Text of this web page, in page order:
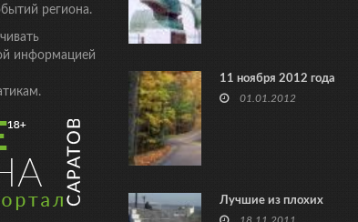
региона.
информацией
11 ноября 2012 года
01.01.2012
Лучшие из плохих